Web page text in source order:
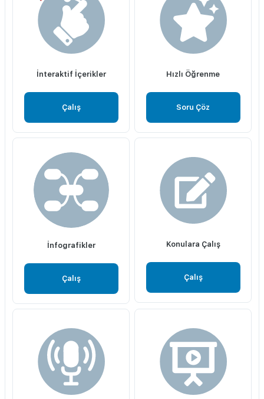
İnteraktif İçerikler
Çalış
Hızlı Öğrenme
Soru Çöz
İnfografikler
Çalış
Konulara Çalış
Çalış